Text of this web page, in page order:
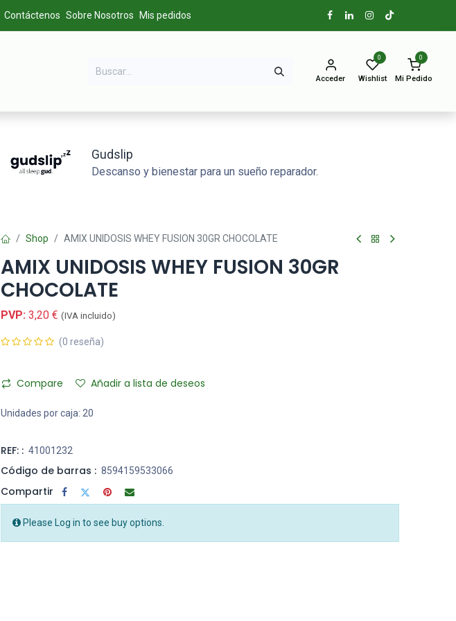
Contáctenos Sobre Nosotros Mis pedidos
Acceder
0
Wishlist
0
Mi Pedido
Gudslip
Descanso y bienestar para un sueño reparador.
Shop AMIX UNIDOSIS WHEY FUSION 30GR CHOCOLATE
AMIX UNIDOSIS WHEY FUSION 30GR
CHOCOLATE
PVP: 3,20 € (IVA incluido)
(0 reseña)
Compare Añadir a lista de deseos
Unidades por caja: 20
REF: : 41001232
Código de barras : 8594159533066
Compartir
Please Log in to see buy options.